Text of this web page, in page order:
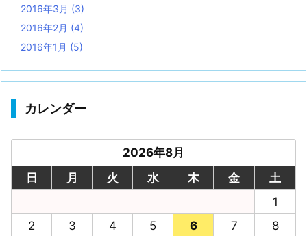
2016年3月 (3)
2016年2月 (4)
2016年1月 (5)
カレンダー
2026年8月
日
月 火 水 木 金
土
1
2
3 4 5 6 7 8